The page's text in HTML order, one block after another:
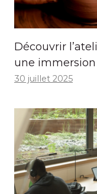
Découvrir
une
30 juillet 2025